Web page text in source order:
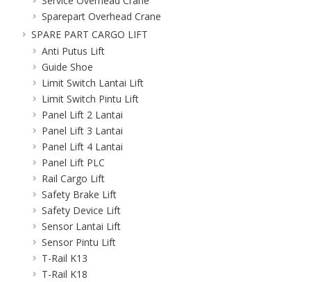
Sparepart Overhead Crane
SPARE PART CARGO LIFT
Anti Putus Lift
Guide Shoe
Limit Switch Lantai Lift
Limit Switch Pintu Lift
Panel Lift 2 Lantai
Panel Lift 3 Lantai
Panel Lift 4 Lantai
Panel Lift PLC
Rail Cargo Lift
Safety Brake Lift
Safety Device Lift
Sensor Lantai Lift
Sensor Pintu Lift
T-Rail K13
T-Rail K18